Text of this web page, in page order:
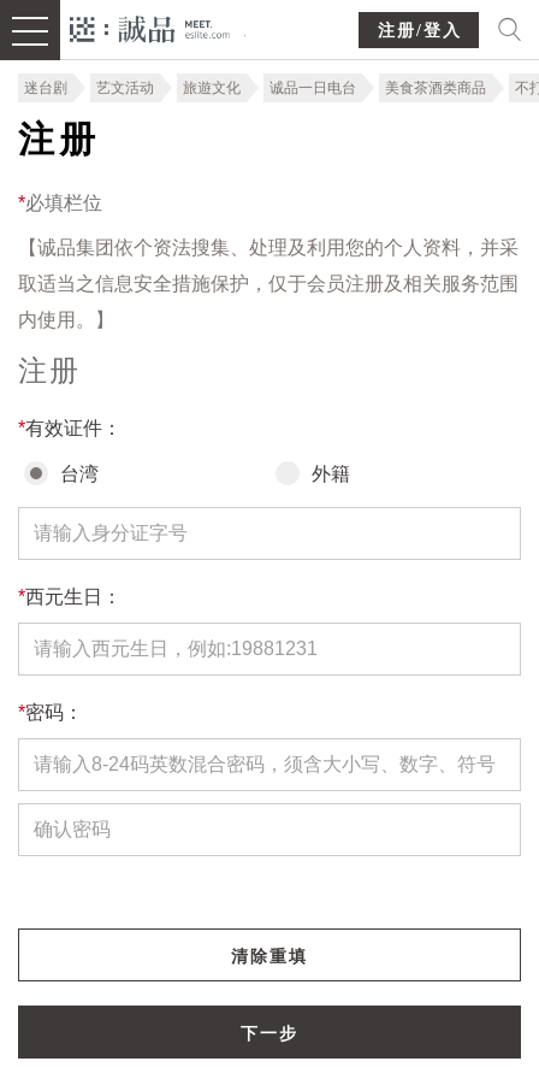
注册/登入
迷台剧 艺文活动 旅遊文化 诚品一日电台 美食茶酒类商品 不
注册
*必填栏位
【诚品集团依个资法搜集、处理及利用您的个人资料，并采
取适当之信息安全措施保护，仅于会员注册及相关服务范围
内使用。】
注册
*有效证件：
台湾 外籍
*西元生日：
*密码：